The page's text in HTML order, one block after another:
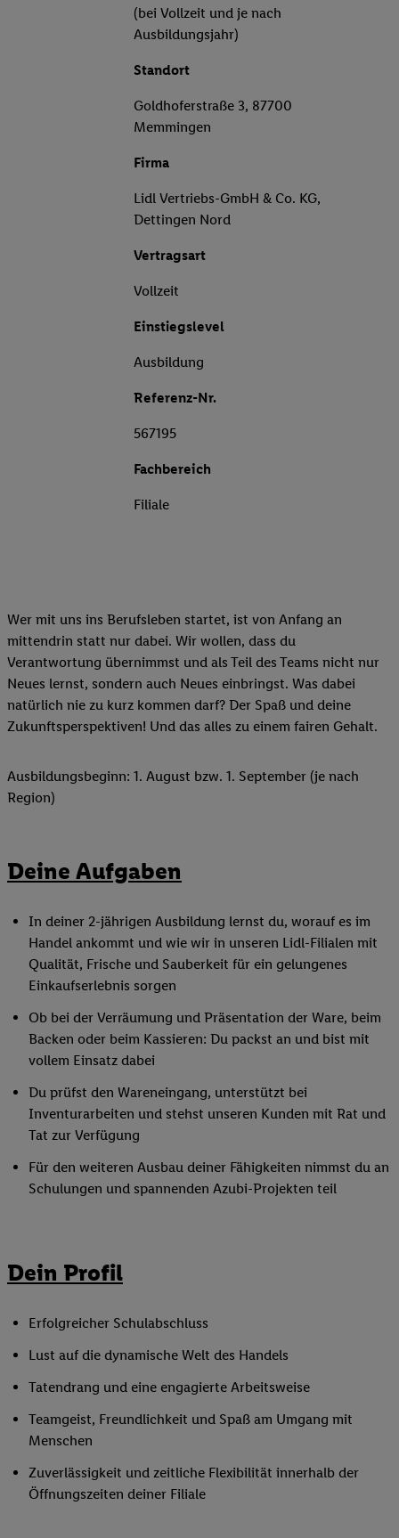
(bei Vollzeit und je nach
Ausbildungsjahr)
Standort
Goldhoferstraße 3, 87700
Memmingen
Firma
Lidl Vertriebs-GmbH & Co. KG,
Dettingen Nord
Vertragsart
Vollzeit
Einstiegslevel
Ausbildung
Referenz-Nr.
567195
Fachbereich
Filiale
Wer mit uns ins Berufsleben startet, ist von Anfang an
mittendrin statt nur dabei. Wir wollen, dass du
Verantwortung übernimmst und als Teil des Teams nicht nur
Neues lernst, sondern auch Neues einbringst. Was dabei
natürlich nie zu kurz kommen darf? Der Spaß und deine
Zukunftsperspektiven! Und das alles zu einem fairen Gehalt.
Ausbildungsbeginn: 1. August bzw. 1. September (je nach
Region)
Deine Aufgaben
In deiner 2-jährigen Ausbildung lernst du, worauf es im
Handel ankommt und wie wir in unseren Lidl-Filialen mit
Qualität, Frische und Sauberkeit für ein gelungenes
Einkaufserlebnis sorgen
Ob bei der Verräumung und Präsentation der Ware, beim
Backen oder beim Kassieren: Du packst an und bist mit
vollem Einsatz dabei
Du prüfst den Wareneingang, unterstützt bei
Inventurarbeiten und stehst unseren Kunden mit Rat und
Tat zur Verfügung
Für den weiteren Ausbau deiner Fähigkeiten nimmst du an
Schulungen und spannenden Azubi-Projekten teil
Dein Profil
Erfolgreicher Schulabschluss
Lust auf die dynamische Welt des Handels
Tatendrang und eine engagierte Arbeitsweise
Teamgeist, Freundlichkeit und Spaß am Umgang mit
Menschen
Zuverlässigkeit und zeitliche Flexibilität innerhalb der
Öffnungszeiten deiner Filiale